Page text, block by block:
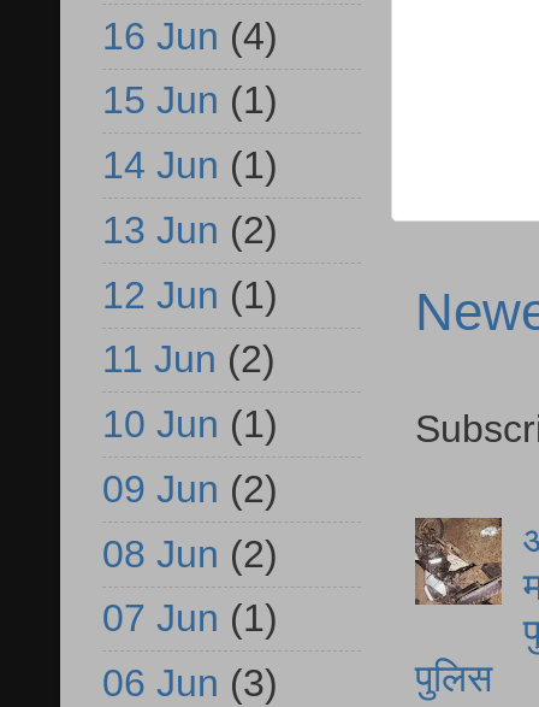
पुलिस
16 Jun (4)
15 Jun (1)
14 Jun (1)
13 Jun (2)
12 Jun (1)
11 Jun (2)
10 Jun (1)
09 Jun (2)
08 Jun (2)
07 Jun (1)
06 Jun (3)